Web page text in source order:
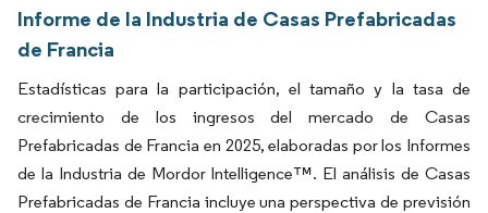
Informe de la Industria de Casas Prefabricadas
de Francia
Estadísticas para la participación, el tamaño y la tasa de
crecimiento de los ingresos del mercado de Casas
Prefabricadas de Francia en 2025, elaboradas por los Informes
de la Industria de Mordor Intelligence™. El análisis de Casas
Prefabricadas de Francia incluye una perspectiva de previsión